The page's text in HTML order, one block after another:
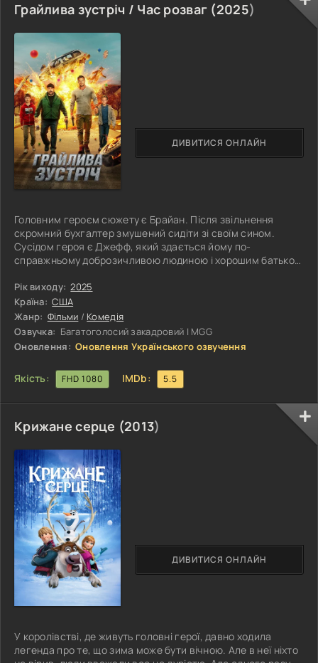
Грайлива зустріч / Час розваг (2025)
Головним героєм сюжету є Брайан. Після звільнення
скромний бухгалтер змушений сидіти зі своїм сином.
Сусідом героя є Джефф, який здається йому по-
справжньому доброзичливою людиною і хорошим батьком
вихідний, разом влаштувати імпровізовану вилазку з
дітьми. Все починається добре. Прогулянка в парку,
розмови, дитячий сміх. Але цей день обертається
справжнім хаосом. Спокою настає кінець, коли їх
атакують невідомі люди, озброєні до зубів. Брайан
Рік виходу: 2025
Країна: США
Жанр: Фільми / Комедія
Озвучка: Багатоголосий закадровий | MGG
Оновлення: Оновлення Українського озвучення
Якість: FHD 1080 IMDb: 5.5
ДИВИТИСЯ ОНЛАЙН
Крижане серце (2013)
У королівстві, де живуть головні герої, давно ходила
легенда про те, що зима може бути вічною. Але в неї ніхто
ДИВИТИСЯ ОНЛАЙН